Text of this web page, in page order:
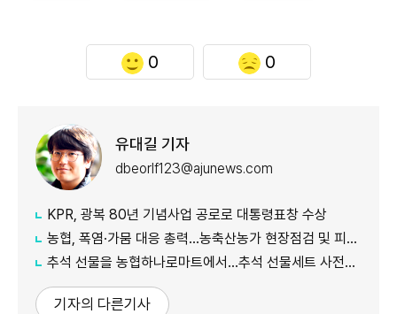
0 0
유대길 기자
dbeorlf123@ajunews.com
KPR, 광복 80년 기념사업 공로로 대통령표창 수상
농협, 폭염·가뭄 대응 총력...농축산농가 현장점검 및 피해 예방 강화
추석 선물을 농협하나로마트에서…추석 선물세트 사전예약 실시
기자의 다른기사